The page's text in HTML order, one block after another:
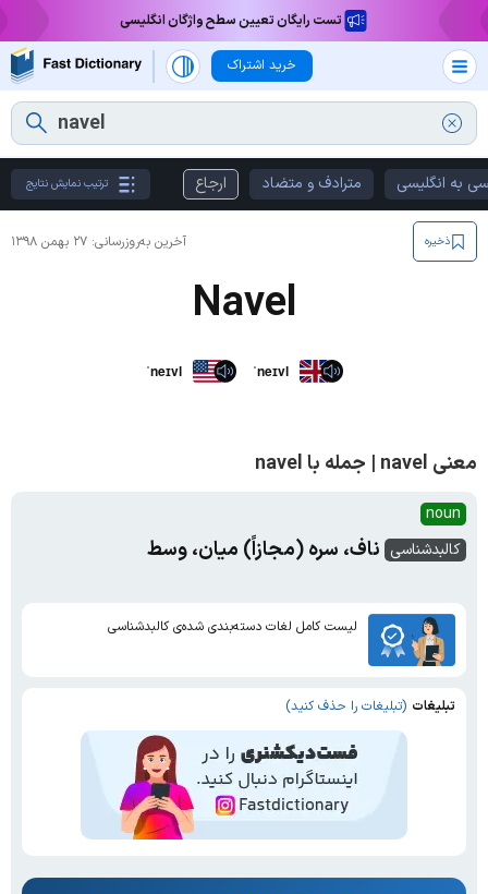
تست رایگان تعیین سطح واژگان انگلیسی
خرید اشتراک
به انگلیسی مترادف و متضاد ارجاع ترتیب نمایش نتایج
آخرین به‌روزرسانی: ۲۷ بهمن ۱۳۹۸ ذخیره
Navel
ˈneɪvl ˈneɪvl
معنی navel | جمله با navel
noun
کالبدشناسی ناف، سره (مجازاً) میان، وسط
لیست کامل لغات دسته‌بندی شده‌ی کالبدشناسی
تبلیغات (تبلیغات را حذف کنید)